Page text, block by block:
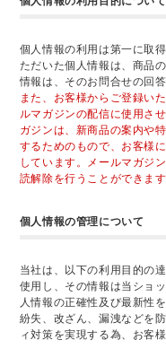
個人情報の利用は第一に取
ただいた個人情報は、商品
情報は、そのお問合せの回
また、お客様からご登録い
ルマガジンの配信に使用さ
ガジンは、新商品の案内や
するためのもので、お客様
しています。メールマガジ
読解除を行うことができます
個人情報の管理について
当社は、以下の利用目的の
使用し、その情報は当ショ
人情報の正確性及び最新性
紛失、改ざん、漏洩などを
ィ対策を実現する為、お客